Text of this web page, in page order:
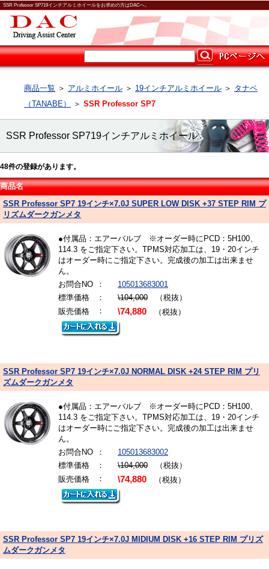
SSR Professor SP719インチアルミホイールをお求めの方はDACへ。
商品一覧 ＞ アルミホイール ＞ 19インチアルミホイール ＞ タナベ
（TANABE）
＞ SSR Professor SP7
SSR Professor SP719インチアルミホイール
48件の登録があります。
商品名
SSR Professor SP7 19インチ×7.0J SUPER LOW DISK +37 STEP RIM プ
リズムダークガンメタ
●付属品：エアーバルブ ※オーダー時にPCD：5H100、
114.3 をご指定下さい。TPMS対応加工は、19・20インチ
はオーダー時にご指定下さい。完成後の加工は出来ませ
ん。
お問合NO
：
105013683001
標準価格
： \104,000 （税抜）
販売価格
： \74,880 （税抜）
SSR Professor SP7 19インチ×7.0J NORMAL DISK +24 STEP RIM プリ
ズムダークガンメタ
●付属品：エアーバルブ ※オーダー時にPCD：5H100、
114.3 をご指定下さい。TPMS対応加工は、19・20インチ
はオーダー時にご指定下さい。完成後の加工は出来ませ
ん。
お問合NO
：
105013683002
標準価格
： \104,000 （税抜）
販売価格
： \74,880 （税抜）
SSR Professor SP7 19インチ×7.0J MIDIUM DISK +16 STEP RIM プリズ
ムダークガンメタ